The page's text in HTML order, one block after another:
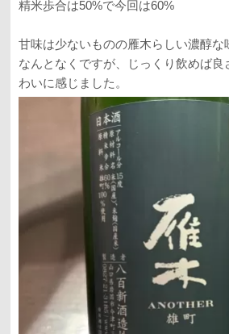
精米歩合は50%で今回は60%
甘味は少ないものの雁木らしい濃醇な
なんとなくですが、じっくり飲めば良
わいに感じました。